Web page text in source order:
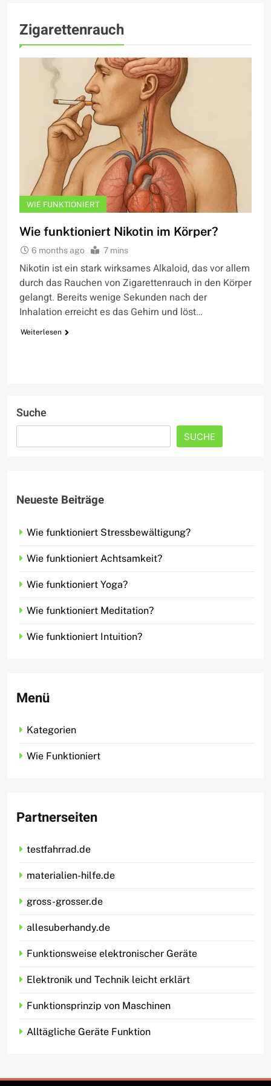
Zigarettenrauch
WIE FUNKTIONIERT
Wie funktioniert Nikotin im Körper?
6 months ago 7 mins
Nikotin ist ein stark wirksames Alkaloid, das vor allem
durch das Rauchen von Zigarettenrauch in den Körper
gelangt. Bereits wenige Sekunden nach der
Inhalation erreicht es das Gehirn und löst…
Weiterlesen
Suche
SUCHE
Neueste Beiträge
Wie funktioniert Stressbewältigung?
Wie funktioniert Achtsamkeit?
Wie funktioniert Yoga?
Wie funktioniert Meditation?
Wie funktioniert Intuition?
Menü
Kategorien
Wie Funktioniert
Partnerseiten
testfahrrad.de
materialien-hilfe.de
gross-grosser.de
allesuberhandy.de
Funktionsweise elektronischer Geräte
Elektronik und Technik leicht erklärt
Funktionsprinzip von Maschinen
Alltägliche Geräte Funktion